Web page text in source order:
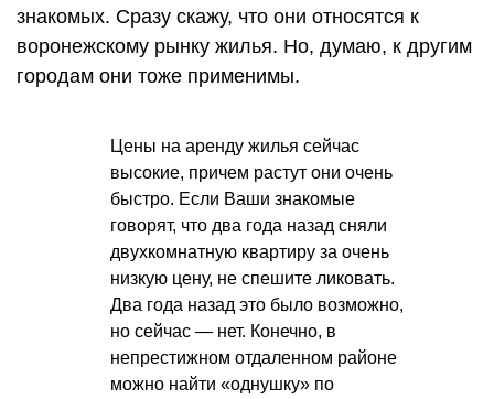
знакомых. Сразу скажу, что они относятся к
воронежскому рынку жилья. Но, думаю, к другим
городам они тоже применимы.
Цены на аренду жилья сейчас
высокие, причем растут они очень
быстро. Если Ваши знакомые
говорят, что два года назад сняли
двухкомнатную квартиру за очень
низкую цену, не спешите ликовать.
Два года назад это было возможно,
но сейчас — нет. Конечно, в
непрестижном отдаленном районе
можно найти «однушку» по